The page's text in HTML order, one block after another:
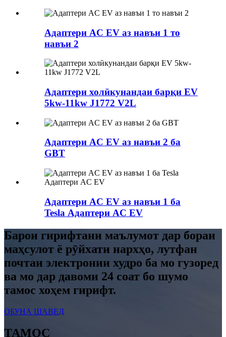
Адаптери AC EV аз навъи 1 то
навъи 2
Адаптери холӣкунандаи барқи EV
5kw-11kw J1772 V2L
Адаптери AC EV аз навъи 2 ба
GBT
Адаптери AC EV аз навъи 1 ба
Tesla Адаптери AC EV
Барои гирифтани маълумот дар бораи
маҳсулот ё рӯйхати нархҳо, лутфан
почтаи электронии худро ба мо гузоред
ва мо дар давоми 24 соат бо шумо
тамос хоҳем гирифт.
ОБУНА ШАВЕД
ТАМОС